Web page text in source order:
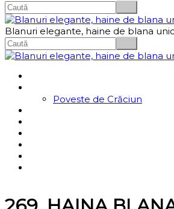
Blanuri elegante, haine de blana
Poveste de Crăciun